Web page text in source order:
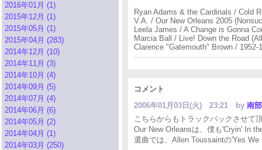
2016年01月 (1)
2015年12月 (1)
2015年05月 (1)
2015年04月 (283)
2014年12月 (10)
2014年11月 (3)
2014年10月 (4)
2014年09月 (5)
2014年07月 (4)
2014年06月 (6)
2014年05月 (2)
2014年04月 (1)
2014年03月 (250)
Ryan Adams & the Cardinals / Cold
V.A. / Our New Orleans 2005
Leela James / A Change is Gonna
Marcia Ball / Live! Down the Road
Clarence "Gatemouth" Brown / 1952-
コメント
2006年01月03日(火) 23:21 by 南
こちらからもトラックバックさせて
Our New Orleansは、僕も'Cryin' In
選曲では、Allen Toussaintの'Yes